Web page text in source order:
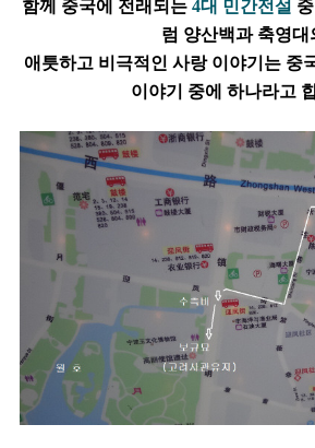
함께 중국에 전래되는 4대 민간전설
럼 양산백과 축영대
애틋하고 비극적인 사랑 이야기는 중
이야기 중에 하나라고